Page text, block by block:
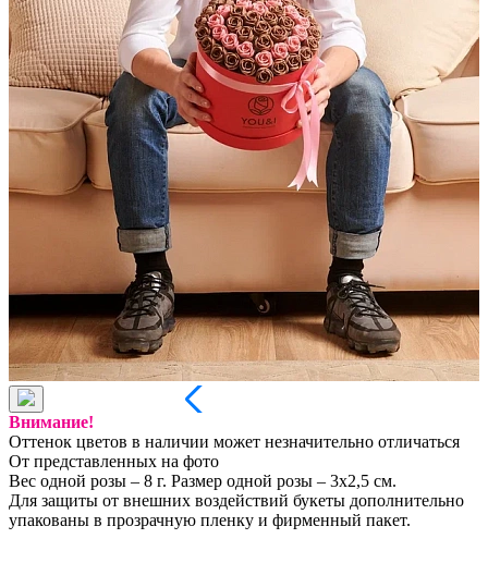
Внимание!
Оттенок цветов в наличии может незначительно отличаться
От представленных на фото
Вес одной розы – 8 г. Размер одной розы – 3х2,5 см.
Для защиты от внешних воздействий букеты дополнительно
упакованы в прозрачную пленку и фирменный пакет.